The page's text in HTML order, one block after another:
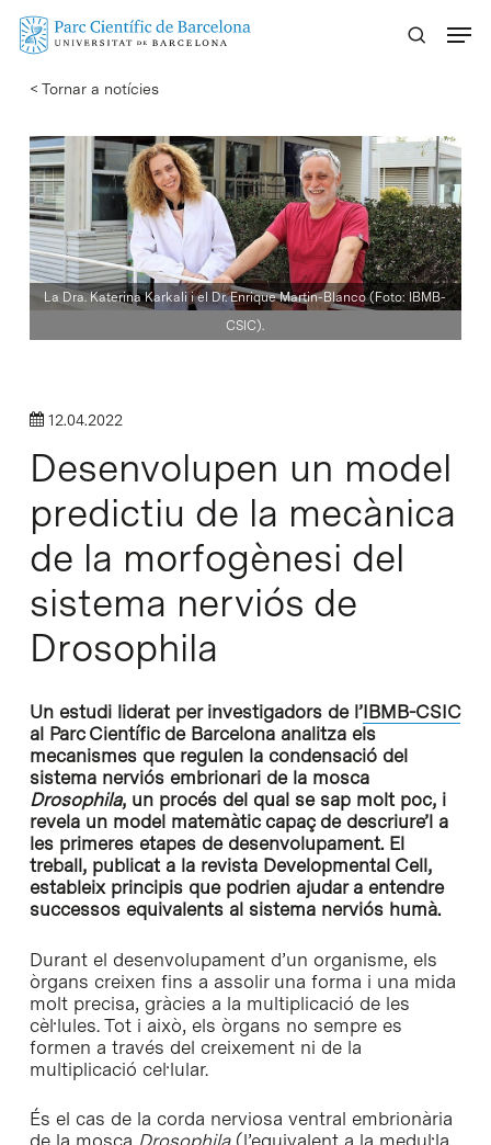
Skip
content
< Tornar a notícies
La Dra. Katerina Karkali i el Dr. Enrique Martin-Blanco (Foto: IBMB-
CSIC).
12.04.2022
Desenvolupen un model
predictiu de la mecànica
de la morfogènesi del
sistema nerviós de
Drosophila
Un estudi liderat per investigadors de l’IBMB-CSIC
al Parc Científic de Barcelona analitza els
mecanismes que regulen la condensació del
sistema nerviós embrionari de la mosca
Drosophila, un procés del qual se sap molt poc, i
revela un model matemàtic capaç de descriure’l a
les primeres etapes de desenvolupament. El
treball, publicat a la revista Developmental Cell,
estableix principis que podrien ajudar a entendre
successos equivalents al sistema nerviós humà.
Durant el desenvolupament d’un organisme, els
òrgans creixen fins a assolir una forma i una mida
molt precisa, gràcies a la multiplicació de les
cèl·lules. Tot i això, els òrgans no sempre es
formen a través del creixement ni de la
multiplicació cel·lular.
És el cas de la corda nerviosa ventral embrionària